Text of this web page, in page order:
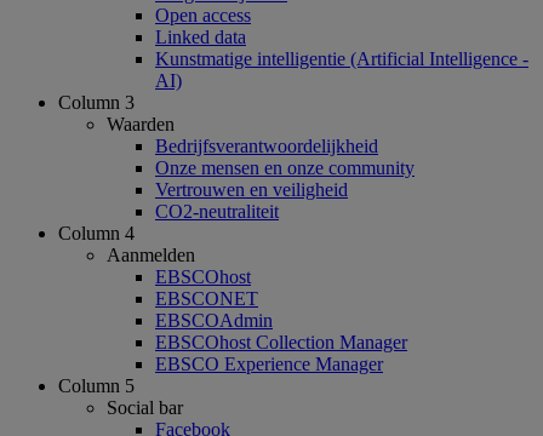
Open access
Linked data
Kunstmatige intelligentie (Artificial Intelligence -
AI)
Column 3
Waarden
Bedrijfsverantwoordelijkheid
Onze mensen en onze community
Vertrouwen en veiligheid
CO2-neutraliteit
Column 4
Aanmelden
EBSCOhost
EBSCONET
EBSCOAdmin
EBSCOhost Collection Manager
EBSCO Experience Manager
Column 5
Social bar
Facebook